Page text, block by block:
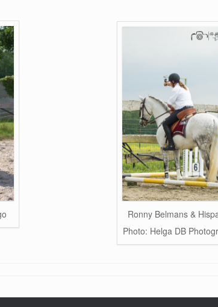
Ronny Belmans &
Photo: Helga DB